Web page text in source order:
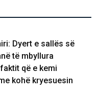
Dyert e sallës së
të mbyllura
që e kemi
kohë kryesuesin